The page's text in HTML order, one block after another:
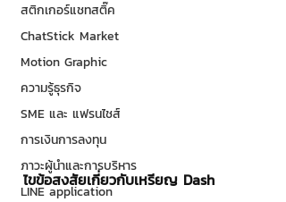
สติกเกอร์แชทสติ๊ค
ChatStick Market
Motion Graphic
ความรู้ธุรกิจ
SME และ แฟรนไชส์
การเงินการลงทุน
ภาวะผู้นำและการบริหาร
LINE application
ไขข้อสงสัยเกี่ยวกับเหรียญ Dash